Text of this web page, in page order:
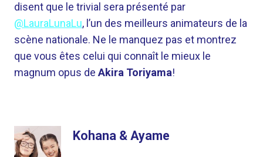
disent que le trivial sera présenté par
@LauraLunaLu, l’un des meilleurs animateurs de la
scène nationale. Ne le manquez pas et montrez
que vous êtes celui qui connaît le mieux le
magnum opus de Akira Toriyama!
Kohana & Ayame